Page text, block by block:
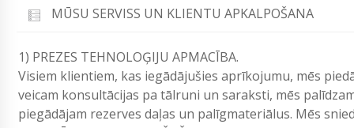
MŪSU SERVISS UN KLIENTU APKALPOŠANA
1) PREZES TEHNOLOĢIJU APMACĪBA.
Visiem klientiem, kas iegādājušies aprīkojumu, mēs
veicam konsultācijas pa tālruni un saraksti, mēs
piegādājam rezerves daļas un palīgmateriālus. Mēs